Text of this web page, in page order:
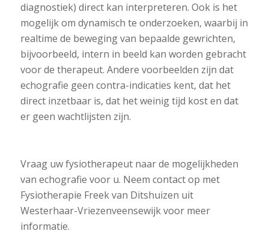
diagnostiek) direct kan interpreteren. Ook is het
mogelijk om dynamisch te onderzoeken, waarbij in
realtime de beweging van bepaalde gewrichten,
bijvoorbeeld, intern in beeld kan worden gebracht
voor de therapeut. Andere voorbeelden zijn dat
echografie geen contra-indicaties kent, dat het
direct inzetbaar is, dat het weinig tijd kost en dat
er geen wachtlijsten zijn.
Vraag uw fysiotherapeut naar de mogelijkheden
van echografie voor u. Neem contact op met
Fysiotherapie Freek van Ditshuizen uit
Westerhaar-Vriezenveensewijk voor meer
informatie.